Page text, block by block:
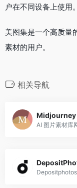
户在不同设备上使用。
美图集是一个高质量
素材的用户。
相关导航
Midjourney
AI 图片素材库